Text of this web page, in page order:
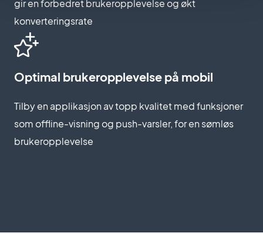
gir en forbedret brukeropplevelse og økt
konverteringsrate
Optimal brukeropplevelse på mobil
Tilby en applikasjon av topp kvalitet med funksjoner
som offline-visning og push-varsler, for en sømløs
brukeropplevelse